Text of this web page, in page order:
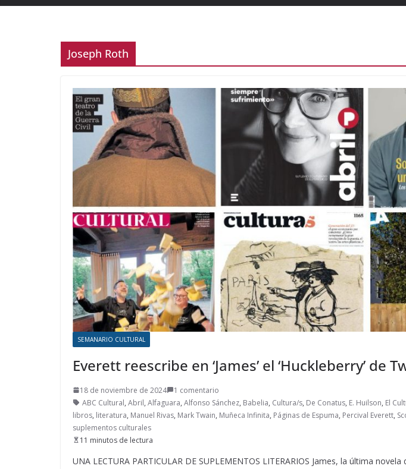
Joseph Roth
SEMANARIO CULTURAL
Everett reescribe en ‘James’ el ‘Huckleberry’ de
18 de noviembre de 2024
1 comentario
ABC Cultural, Abril, Alfaguara, Alfonso Sánchez, Babelia, Cultura/s, De Conatus, E. Huilson, El
libros, literatura, Manuel Rivas, Mark Twain, Muñeca Infinita, Páginas de Espuma, Percival Everett,
suplementos culturales
11 minutos de lectura
UNA LECTURA PARTICULAR DE SUPLEMENTOS LITERARIOS James, la última